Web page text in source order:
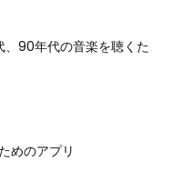
90年代の音楽を聴くた
めのアプリ